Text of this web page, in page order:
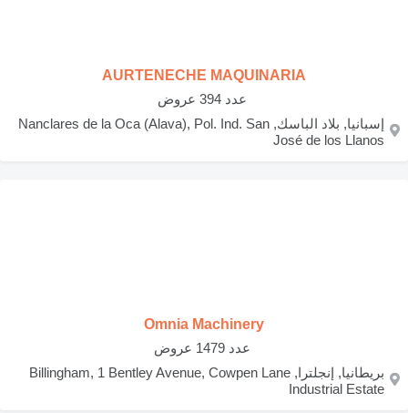
AURTENECHE MAQUINARIA
‏ عدد 394 عروض
إسبانيا, بلاد الباسك, Nanclares de la Oca (Alava), Pol. Ind. San
José de los Llanos
Omnia Machinery
‏ عدد 1479 عروض
بريطانيا, إنجلترا, Billingham, 1 Bentley Avenue, Cowpen Lane
Industrial Estate